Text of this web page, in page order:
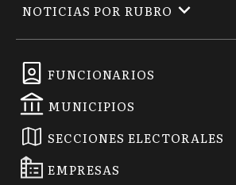
FUNCIONARIOS
MUNICIPIOS
SECCIONES ELECTORALES
EMPRESAS
NOTICIAS POR RUBRO